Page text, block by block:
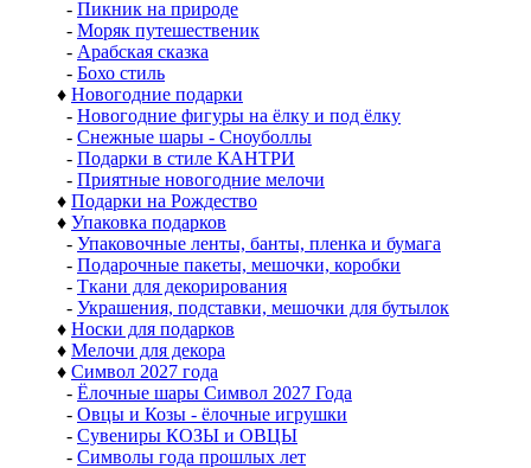
- Пикник на природе
- Моряк путешественик
- Арабская сказка
- Бохо стиль
♦ Новогодние подарки
- Новогодние фигуры на ёлку и под ёлку
- Снежные шары - Сноуболлы
- Подарки в стиле КАНТРИ
- Приятные новогодние мелочи
♦ Подарки на Рождество
♦ Упаковка подарков
- Упаковочные ленты, банты, пленка и бумага
- Подарочные пакеты, мешочки, коробки
- Ткани для декорирования
- Украшения, подставки, мешочки для бутылок
♦ Носки для подарков
♦ Мелочи для декора
♦ Символ 2027 года
- Ёлочные шары Символ 2027 Года
- Овцы и Козы - ёлочные игрушки
- Сувениры КОЗЫ и ОВЦЫ
- Символы года прошлых лет